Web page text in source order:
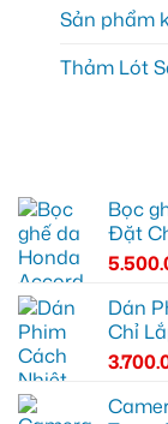
Sản phẩm
Thảm Lót
Bọc
Đặt
Dán
Chỉ